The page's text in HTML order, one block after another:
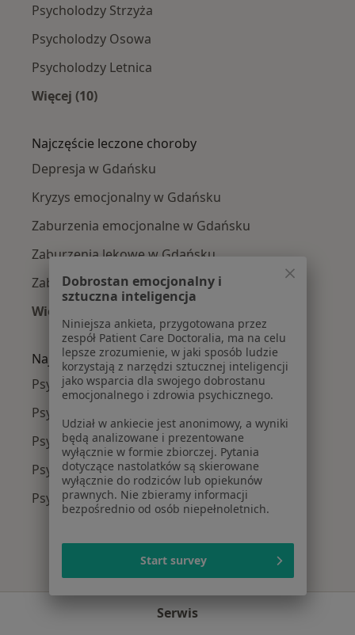
Psycholodzy Strzyża
Psycholodzy Osowa
Psycholodzy Letnica
Więcej (10)
Najczęście leczone choroby
Depresja w Gdańsku
Kryzys emocjonalny w Gdańsku
Zaburzenia emocjonalne w Gdańsku
Zaburzenia lękowe w Gdańsku
Zaburzenia nastroju w Gdańsku
Więcej (15)
Więcej w kategorii: Najczęście leczone
Najpopularniejsze ubezpieczenia
Psycholodzy z Medicover w Gdańsku
Psycholodzy z POLMED w Gdańsku
Psycholodzy z Signal Iduna w Gdańsku
Psycholodzy z JP MEDICA w Gdańsku
Psycholodzy z Enel-med w Gdańsku
Serwis
Dobrostan emocjonalny i
sztuczna inteligencja
Niniejsza ankieta, przygotowana przez
zespół Patient Care Doctoralia, ma na celu
lepsze zrozumienie, w jaki sposób ludzie
korzystają z narzędzi sztucznej inteligencji
jako wsparcia dla swojego dobrostanu
emocjonalnego i zdrowia psychicznego.
Udział w ankiecie jest anonimowy, a wyniki
będą analizowane i prezentowane
wyłącznie w formie zbiorczej. Pytania
dotyczące nastolatków są skierowane
wyłącznie do rodziców lub opiekunów
prawnych. Nie zbieramy informacji
bezpośrednio od osób niepełnoletnich.
Start survey